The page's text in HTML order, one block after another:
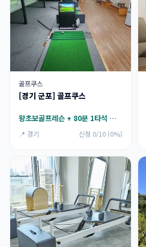
골프쿠스
[경기 군포] 골프쿠스
왕초보골프레슨 + 80분 1타석 최대2인 그룹시설 이용
📍 경기 신청 0/10 (0%)